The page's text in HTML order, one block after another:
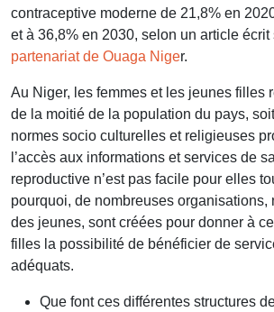
contraceptive moderne de 21,8% en
et à 36,8% en 2030, selon un article écrit
partenariat de Ouaga Niger.
Au Niger, les femmes et les jeunes filles
de la moitié de la population du pays,
normes socio culturelles et religieuses
l’accès aux informations et services de
reproductive n’est pas facile pour elles
pourquoi, de nombreuses organisations,
des jeunes, sont créées pour donner à
filles la possibilité de bénéficier de
adéquats.
Que font ces différentes structures